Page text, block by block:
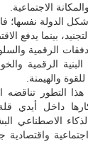
الاجتماعية.
الدولة نفسها؛
بينما يدفع
الرقمية
الرقمية
والهيمنة.
التطور تناقضه
داخل أيدي
الاصطناعي
واقتصادية